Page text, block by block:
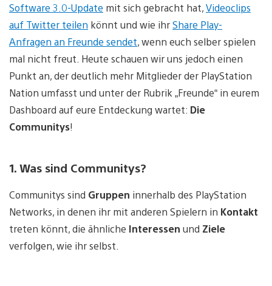
Software 3.0-Update mit sich gebracht hat,Videoclips
auf Twitter teilen könnt und wie ihrShare Play-
Anfragen an Freunde sendet, wenn euch selber spielen
mal nicht freut. Heute schauen wir uns jedoch einen
Punkt an, der deutlich mehr Mitglieder der PlayStation
Nation umfasst und unter der Rubrik „Freunde“ in eurem
Dashboard auf eure Entdeckung wartet: Die
Communitys!
1. Was sind Communitys?
Communitys sind Gruppen innerhalb des PlayStation
Networks, in denen ihr mit anderen Spielern in Kontakt
treten könnt, die ähnliche Interessen und Ziele
verfolgen, wie ihr selbst.